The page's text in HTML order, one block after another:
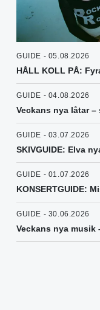
GUIDE - 05.08.2026
HÅLL KOLL PÅ:
GUIDE - 04.08.2026
Veckans nya låtar
GUIDE - 03.07.2026
SKIVGUIDE: Elva
GUIDE - 01.07.2026
KONSERTGUIDE:
GUIDE - 30.06.2026
Veckans nya